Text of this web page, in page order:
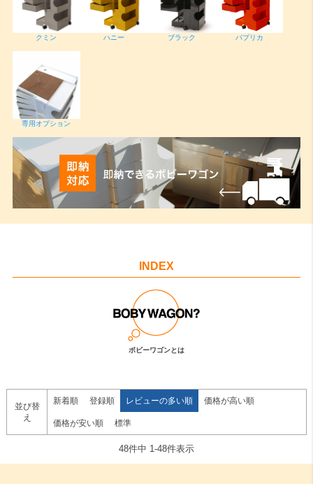
クミン ハニー ブラック パプリカ
専用オプション
INDEX
ボビーワゴンとは
並び替
え
新着順 登録順 レビューの多い順 価格が高い順
価格が安い順 標準
48件中 1-48件表示